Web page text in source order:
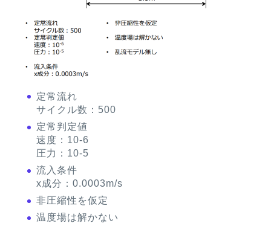
定常流れ
サイクル数：500
定常判定値
速度：10-6
圧力：10-5
流入条件
x成分：0.0003m/s
非圧縮性を仮定
温度場は解かない